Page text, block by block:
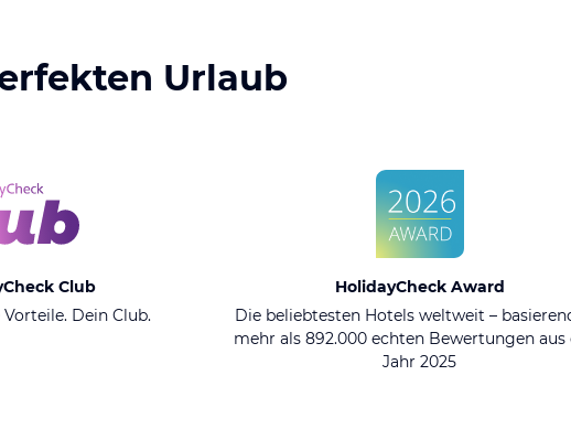
Urlaub
Club
Dein Club.
HolidayCheck Award
Die beliebtesten Hotels weltweit –
mehr als 892.000 echten Bewertungen aus
Jahr 2025